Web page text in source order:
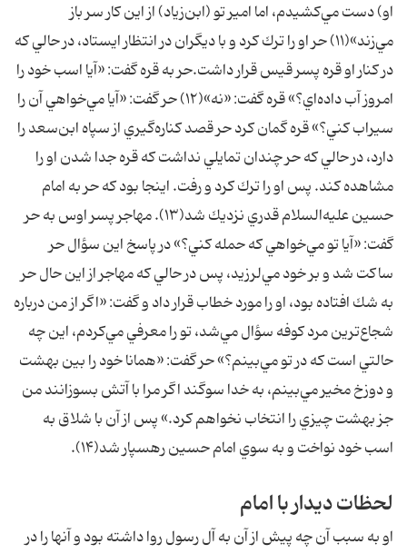
او) دست مي‌كشيدم، اما امير تو (ابن‌زياد) از اين كار سر باز
مي‌زند»(۱۱) حر او را ترك كرد و با ديگران در انتظار ايستاد، در حالي كه
در كنار او قره پسر قيس قرار داشت.حر به قره گفت: «آيا اسب خود را
امروز آب داده‌اي؟» قره گفت: «نه»(۱۲) حر گفت: «آيا مي‌خواهي آن را
سيراب كني؟» قره گمان كرد حر قصد كناره‌گيري از سپاه ابن‌سعد را
دارد، در حالي كه حر چندان تمايلي نداشت كه قره جدا شدن او را
مشاهده كند. پس او را ترك كرد و رفت. اينجا بود كه حر به امام
حسين عليه‌السلام قدري نزديك شد(۱۳). مهاجر پسر اوس به حر
گفت: «آيا تو مي‌خواهي كه حمله كني؟» در پاسخ اين سؤال حر
ساكت شد و بر خود مي‌لرزيد، پس در حالي كه مهاجر از اين حال حر
به شك افتاده بود، او را مورد خطاب قرار داد و گفت: «اگر از من درباره
شجاع‌ترين مرد كوفه سؤال مي‌شد، تو را معرفي مي‌كردم، اين چه
حالتي است كه در تو مي‌بينم؟» حر گفت: «همانا خود را بين بهشت
و دوزخ مخير مي‌بينم، به خدا سوگند اگر مرا با آتش بسوزانند من
جز بهشت چيزي را انتخاب نخواهم كرد.» پس از آن با شلاق به
اسب خود نواخت و به سوي امام حسين رهسپار شد(۱۴).
لحظات ديدار با امام
او به سبب آن چه پيش از آن به آل رسول روا داشته بود و آنها را در